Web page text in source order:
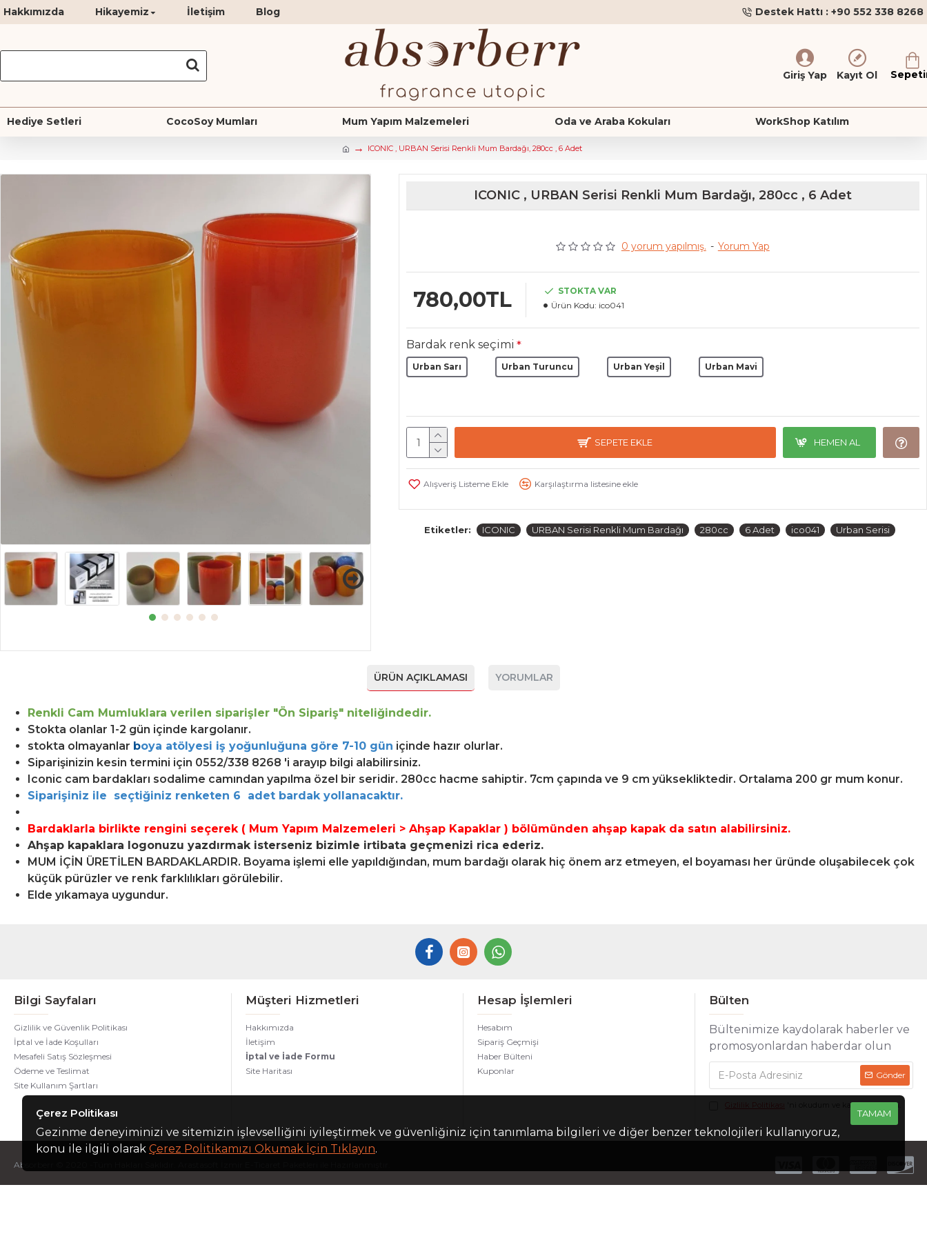
Hakkımızda Hikayemiz İletişim Blog Destek Hattı : +90 552 338 8268
Giriş Yap Kayıt Ol
Hediye Setleri CocoSoy Mumları Mum Yapım Malzemeleri Oda ve Araba Kokuları WorkShop Katılım
ICONIC , URBAN Serisi Renkli Mum Bardağı, 280cc , 6 Adet
ICONIC , URBAN Serisi Renkli Mum Bardağı, 280cc , 6 Adet
0 yorum yapılmış. - Yorum Yap
780,00TL
STOKTA VAR
Ürün Kodu: ico041
Bardak renk seçimi
Urban Sarı Urban Turuncu Urban Yeşil Urban Mavi
SEPETE EKLE HEMEN AL
Alışveriş Listeme Ekle Karşılaştırma listesine ekle
Etiketler: ICONIC URBAN Serisi Renkli Mum Bardağı 280cc 6 Adet ico041 Urban Serisi
ÜRÜN AÇIKLAMASI YORUMLAR
Renkli Cam Mumluklara verilen siparişler "Ön Sipariş" niteliğindedir.
Stokta olanlar 1-2 gün içinde kargolanır.
stokta olmayanlar boya atölyesi iş yoğunluğuna göre 7-10 gün içinde hazır olurlar.
Siparişinizin kesin termini için 0552/338 8268 'i arayıp bilgi alabilirsiniz.
Iconic cam bardakları sodalime camından yapılma özel bir seridir. 280cc hacme sahiptir. 7cm çapında ve 9 cm yüksekliktedir. Ortalama 200 gr mum konur.
Siparişiniz ile seçtiğiniz renketen 6 adet bardak yollanacaktır.
Bardaklarla birlikte rengini seçerek ( Mum Yapım Malzemeleri > Ahşap Kapaklar ) bölümünden ahşap kapak da satın alabilirsiniz.
Ahşap kapaklara logonuzu yazdırmak isterseniz bizimle irtibata geçmenizi rica ederiz.
MUM İÇİN ÜRETİLEN BARDAKLARDIR. Boyama işlemi elle yapıldığından, mum bardağı olarak hiç önem arz etmeyen, el boyaması her üründe oluşabilecek çok
küçük pürüzler ve renk farklılıkları görülebilir.
Elde yıkamaya uygundur.
Bilgi Sayfaları
Gizlilik ve Güvenlik Politikası
İptal ve İade Koşulları
Mesafeli Satış Sözleşmesi
Ödeme ve Teslimat
Site Kullanım Şartları
Müşteri Hizmetleri
Hakkımızda
İletişim
İptal ve İade Formu
Site Haritası
Hesap İşlemleri
Hesabım
Sipariş Geçmişi
Haber Bülteni
Kuponlar
Bülten
Bültenimize kaydolarak haberler ve
promosyonlardan haberdar olun
Gönder
Gizlilik Politikası 'ni okudum ve kabul ediyorum.
Absorberr © 2020 -Tüm Hakları Saklıdır. Arastasoft İzmir E-Ticaret Paketleri ile Hazırlanmıştır.
TAMAM
Çerez Politikası
Gezinme deneyiminizi ve sitemizin işlevselliğini iyileştirmek ve güvenliğiniz için tanımlama bilgileri ve diğer benzer teknolojileri kullanıyoruz,
konu ile ilgili olarak Çerez Politikamızı Okumak İçin Tıklayın.